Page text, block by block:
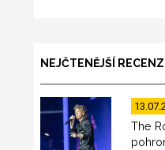
NEJČTENĚJŠÍ
The